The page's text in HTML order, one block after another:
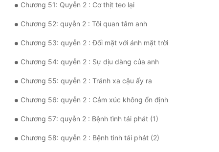
Truyện Nam
Truyện Nữ
Vô Địch Lưu
Xây Dựng Thế Lực
Đam Mỹ
Chương 51: Quyễn 2 : Cơ thịt teo lại
Chương 52: quyễn 2 : Tôi quan tâm anh
Chương 53: quyễn 2 : Đối mặt với ánh mặt trời
Chương 54: quyễn 2 : Sự dịu dàng của anh
Chương 55: quyễn 2 : Tránh xa cậu ấy ra
Chương 56: quyễn 2 : Cảm xúc không ổn định
Chương 57: quyễn 2 : Bệnh tình tái phát (1)
Chương 58: quyễn 2 : Bệnh tình tái phát (2)